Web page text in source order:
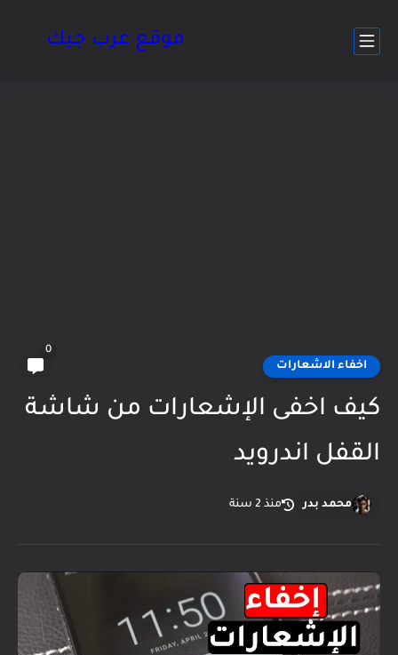
موقع عرب جيك
اخفاء الاشعارات
0
كيف اخفى الإشعارات من شاشة
القفل اندرويد
محمد بدر منذ 2 سنة